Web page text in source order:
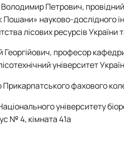
Петрович, провідний
Пошани» науково-дослідного
лісових ресурсів України
професор
університет
фахового
університету
№ 4, кімната 41а